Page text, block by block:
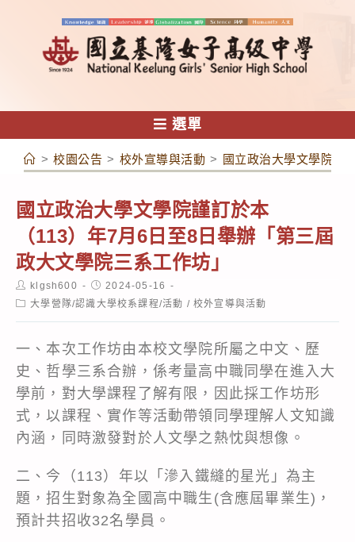
容
選單
> 校園公告 > 校外宣導與活動 > 國立政治大學文學院謹
國立政治大學文學院謹訂於本
（113）年7月6日至8日舉辦「第三屆
政大文學院三系工作坊」
Post
author:
klgsh600
Post
published:
2024-05-16
Post大學營隊/認識大學校系課程/活動 / 校外宣導與活動
一、本次工作坊由本校文學院所屬之中文、歷
史、哲學三系合辦，係考量高中職同學在進入大
學前，對大學課程了解有限，因此採工作坊形
式，以課程、實作等活動帶領同學理解人文知識
內涵，同時激發對於人文學之熱忱與想像。
二、今（113）年以「滲入鐵縫的星光」為主
題，招生對象為全國高中職生(含應屆畢業生)，
預計共招收32名學員。